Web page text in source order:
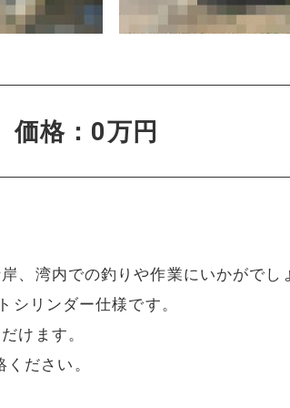
価格：0万円
、湾内での釣りや作業にいかがでし
リンダー仕様です。
けます。
ださい。